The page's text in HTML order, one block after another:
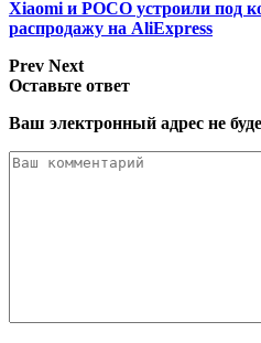
Xiaomi и POCO устроили под
распродажу на AliExpress
Prev Next
Оставьте ответ
Ваш электронный адрес не